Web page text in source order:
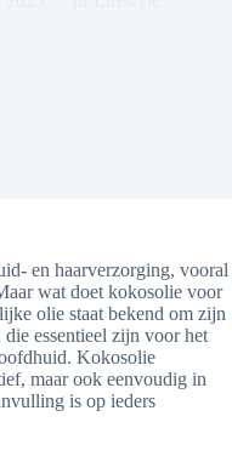
en haarverzorging, vooral
wat doet kokosolie voor
olie staat bekend om zijn
die essentieel zijn voor het
Kokosolie
maar ook eenvoudig in
is op ieders